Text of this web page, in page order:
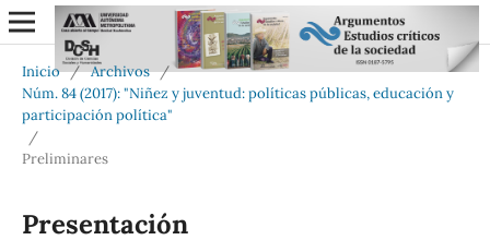
Inicio / Archivos /
Núm. 84 (2017): "Niñez y juventud: políticas públicas, educación y
participación política"
/
Preliminares
Presentación